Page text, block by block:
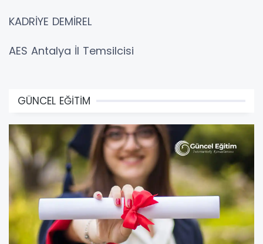
KADRİYE DEMİREL
AES Antalya İl Temsilcisi
GÜNCEL EĞİTİM